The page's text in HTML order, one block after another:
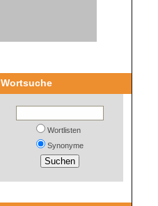
Wortsuche
Wortlisten
Synonyme